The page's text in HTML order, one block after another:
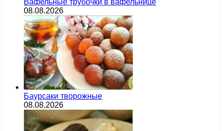
Вафельные трубочки в вафельнице
08.08.2026
Баурсаки творожные
08.08.2026